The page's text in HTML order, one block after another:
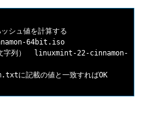
シュ値を計算する
64bit.iso
文字列）  linuxmint-22-cinnamon-